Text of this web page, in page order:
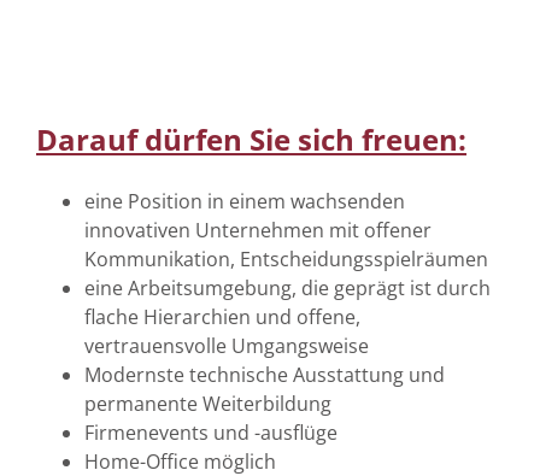
Darauf dürfen Sie sich freuen:
eine Position in einem wachsenden
innovativen Unternehmen mit offener
Kommunikation, Entscheidungsspielräumen
eine Arbeitsumgebung, die geprägt ist durch
flache Hierarchien und offene,
vertrauensvolle Umgangsweise
Modernste technische Ausstattung und
permanente Weiterbildung
Firmenevents und -ausflüge
Home-Office möglich